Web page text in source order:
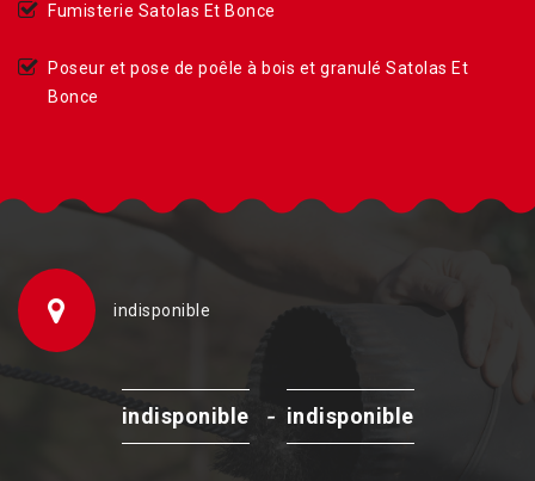
Fumisterie Satolas Et Bonce
Poseur et pose de poêle à bois et granulé Satolas Et
Bonce
indisponible
indisponible - indisponible